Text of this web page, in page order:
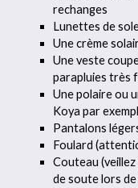
rechanges
Lunettes de
Une crème
Une veste
parapluies très
Une polaire ou
Koya par
Pantalons
Foulard
Couteau
de soute lors